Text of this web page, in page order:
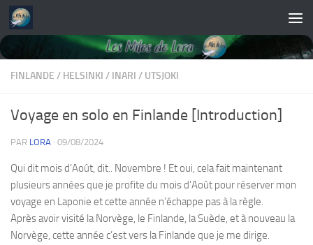
Skip to content
FINLANDE / HELSINKI / INARI / UTSJOKI
Voyage en solo en Finlande [Introduction]
PAR LORA · 09/08/2024
Qui dit mois d’Août, dit.. Novembre ! Et oui, cela fait maintenant
plusieurs années que je profite du mois d’Août pour réserver mon
voyage en Laponie et cette année n’échappe pas à la règle.
Après avoir visité la Norvège, le Finlande, la Suède, et à nouveau la
Norvège, cette année c’est vers la Finlande que je me dirige.